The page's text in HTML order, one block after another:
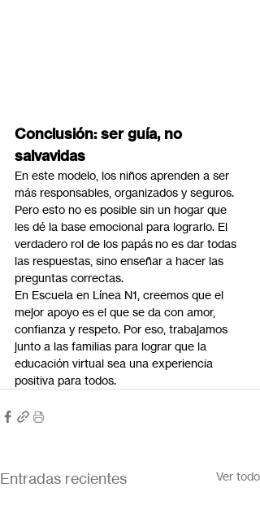
Conclusión: ser guía, no
salvavidas
En este modelo, los niños aprenden a ser
más responsables, organizados y seguros.
Pero esto no es posible sin un hogar que
les dé la base emocional para lograrlo. El
verdadero rol de los papás no es dar todas
las respuestas, sino enseñar a hacer las
preguntas correctas.
En Escuela en Línea N1, creemos que el
mejor apoyo es el que se da con amor,
confianza y respeto. Por eso, trabajamos
junto a las familias para lograr que la
educación virtual sea una experiencia
positiva para todos.
Entradas recientes Ver todo